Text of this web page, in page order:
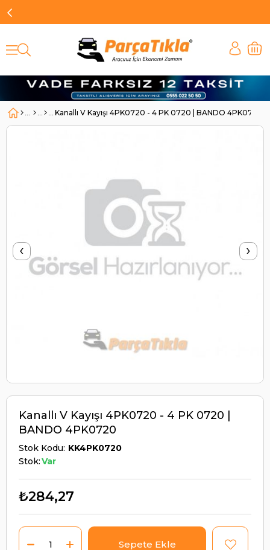
Kanallı V Kayışı 4PK0720 - 4 PK 0720 | BANDO 4PK0720
‹ ›
Kanallı V Kayışı 4PK0720 - 4 PK 0720 |
BANDO 4PK0720
Stok Kodu KK4PK0720
Stok:Var
₺284,27